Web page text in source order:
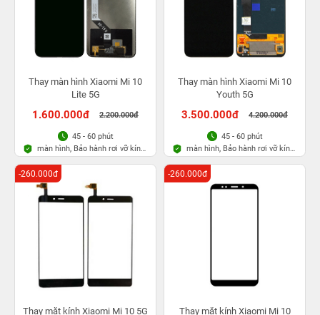
Thay màn hình Xiaomi Mi 10
Lite 5G
1.600.000đ 2.200.000đ
45 - 60 phút
màn hình, Bảo hành rơi vỡ kính
1 lần trong 3 tháng
Thay màn hình Xiaomi Mi 10
Youth 5G
3.500.000đ 4.200.000đ
45 - 60 phút
màn hình, Bảo hành rơi vỡ kính
1 lần trong 3 tháng
Thay mặt kính Xiaomi Mi 10 5G
-260.000đ
Thay mặt kính Xiaomi Mi 10
-260.000đ